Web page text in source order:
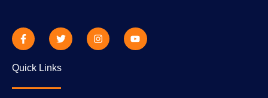
Quick Links